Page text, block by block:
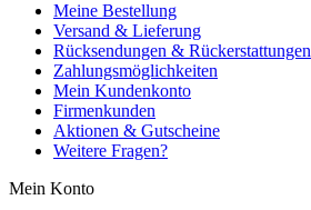
Meine Bestellung
Versand & Lieferung
Rücksendungen & Rückerstattungen
Zahlungsmöglichkeiten
Mein Kundenkonto
Firmenkunden
Aktionen & Gutscheine
Weitere Fragen?
Mein Konto